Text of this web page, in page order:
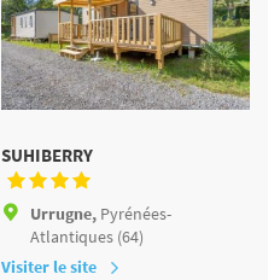
SUHIBERRY
Urrugne, Pyrénées-
Atlantiques (64)
Visiter le site